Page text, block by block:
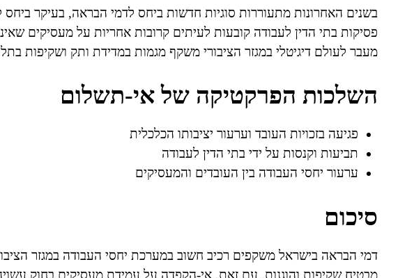
בשנים האחרונות מתעוררות סוגיות חדשות ביחס לדמי הבראה, בעיקר ביחס
פסיקות בתי הדין לעבודה קובעות לעיתים קרובות אחריות על מעסיקים
מעבר לעולם דיגיטלי במגזר הציבורי משקף מגמות במדידת ותק ושקיפות
השלכות הפרקטיקה של אי-תשלום
פגיעה בזכויות העובד וערעור יציבותו הכלכלית
תביעות וקנסות על ידי בתי הדין לעבודה
ערעור יחסי העבודה בין העובדים והמעסיקים
סיכום
דמי הבראה בישראל משקפים רכיב חשוב במערכת יחסי העבודה במגזר
מבטיח שקיפות והוגנות. עם זאת, אי-הקפדה על עמידת מעסיקים בחוק